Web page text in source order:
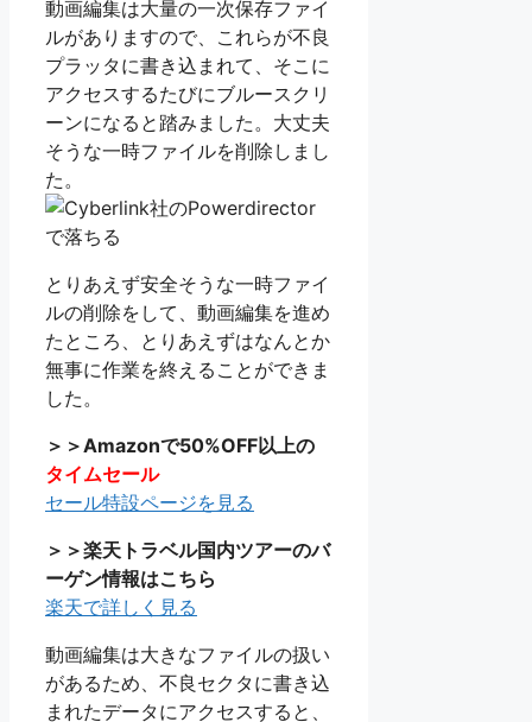
動画編集は大量の一次保存ファイ
ルがありますので、これらが不良
プラッタに書き込まれて、そこに
アクセスするたびにブルースクリ
ーンになると踏みました。大丈夫
そうな一時ファイルを削除しまし
た。
とりあえず安全そうな一時ファイ
ルの削除をして、動画編集を進め
たところ、とりあえずはなんとか
無事に作業を終えることができま
した。
＞＞Amazonで50%OFF以上の
タイムセール
セール特設ページを見る
＞＞楽天トラベル国内ツアーのバ
ーゲン情報はこちら
楽天で詳しく見る
動画編集は大きなファイルの扱い
があるため、不良セクタに書き込
まれたデータにアクセスすると、